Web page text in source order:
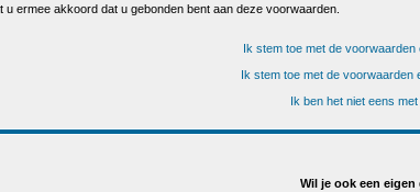
u ermee akkoord dat u gebonden bent aan deze voorwaarden.
Ik stem toe met de voorwaarden
Ik stem toe met de voorwaarden
Ik ben het niet eens
Wil je ook een